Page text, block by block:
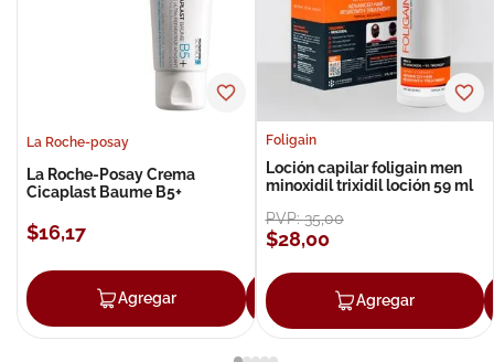
La Roche-posay
La Roche-Posay Crema
Cicaplast Baume B5+
$16,17
Agregar Agregar
Foligain
Loción capilar foligain men
minoxidil trixidil loción 59 ml
PVP:35,00
$28,00
Agregar